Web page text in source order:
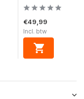
€49,99
Incl. btw